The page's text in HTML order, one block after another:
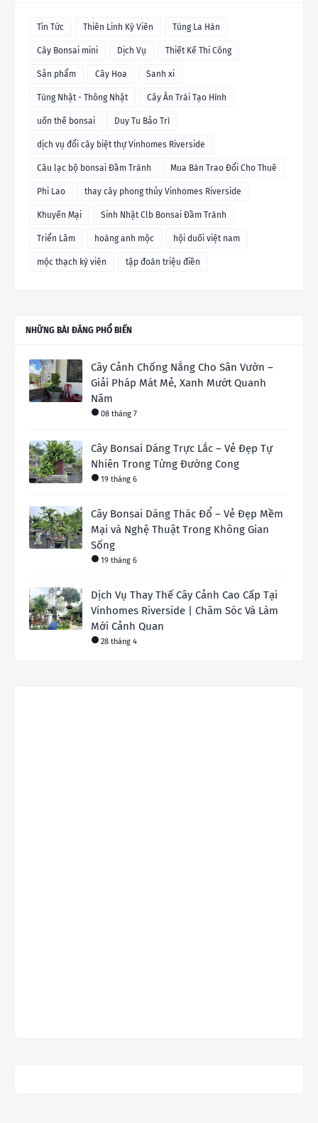
Tin Tức Thiên Linh Kỳ Viên Tùng La Hán
Cây Bonsai mini Dịch Vụ Thiết Kế Thi Công
Sản phẩm Cây Hoa Sanh xi
Tùng Nhật - Thông Nhật Cây Ăn Trái Tạo Hình
uốn thế bonsai Duy Tu Bảo Trì
dịch vụ đổi cây biệt thự Vinhomes Riverside
Câu lạc bộ bonsai Đầm Trành Mua Bán Trao Đổi Cho Thuê
Phi Lao thay cây phong thủy Vinhomes Riverside
Khuyến Mại Sinh Nhật Clb Bonsai Đầm Trành
Triển Lãm hoàng anh mộc hội duối việt nam
mộc thạch kỳ viên tập đoàn triệu điền
NHỮNG BÀI ĐĂNG PHỔ BIẾN
Cây Cảnh Chống Nắng Cho Sân Vườn –
Giải Pháp Mát Mẻ, Xanh Mướt Quanh
Năm
08 tháng 7
Cây Bonsai Dáng Trực Lắc – Vẻ Đẹp Tự
Nhiên Trong Từng Đường Cong
19 tháng 6
Cây Bonsai Dáng Thác Đổ – Vẻ Đẹp Mềm
Mại và Nghệ Thuật Trong Không Gian
Sống
19 tháng 6
Dịch Vụ Thay Thế Cây Cảnh Cao Cấp Tại
Vinhomes Riverside | Chăm Sóc Và Làm
Mới Cảnh Quan
28 tháng 4